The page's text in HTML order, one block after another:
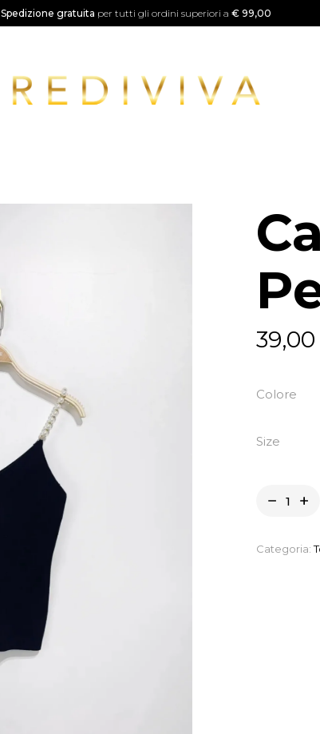
Spedizione gratuita per tutti gli ordini superiori a€ 99,00
Colore
Size
Categoria: